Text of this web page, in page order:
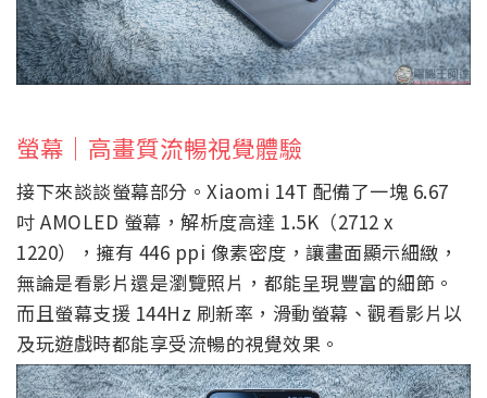
螢幕｜高畫質流暢視覺體驗
接下來談談螢幕部分。Xiaomi 14T 配備了一塊 6.67
吋 AMOLED 螢幕，解析度高達 1.5K（2712 x
1220），擁有 446 ppi 像素密度，讓畫面顯示細緻，
無論是看影片還是瀏覽照片，都能呈現豐富的細節。
而且螢幕支援 144Hz 刷新率，滑動螢幕、觀看影片以
及玩遊戲時都能享受流暢的視覺效果。